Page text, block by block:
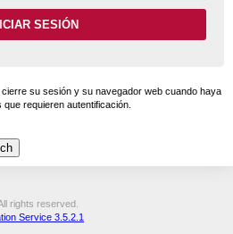
su sesión y su navegador web cuando haya
requieren autentificación.
rights reserved.
Service 3.5.2.1